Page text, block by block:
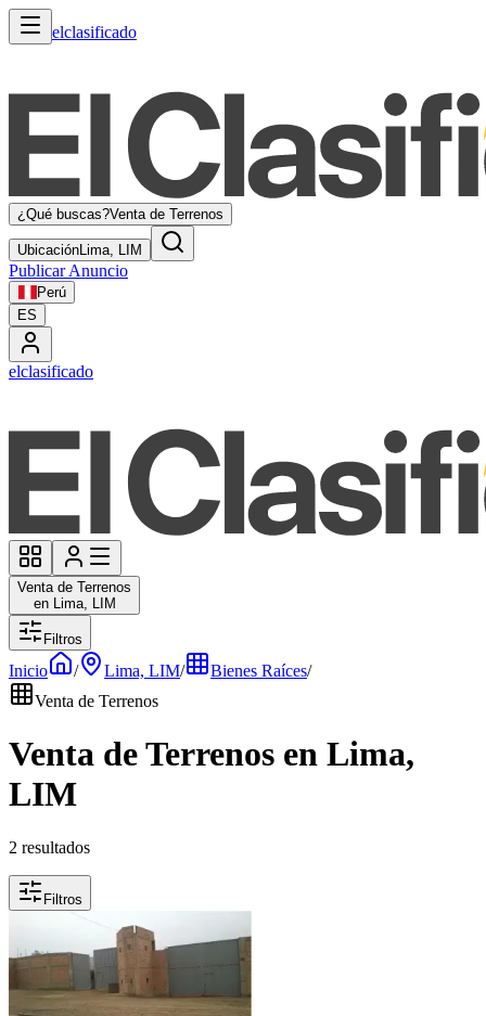
elclasificado
¿Qué buscas?Venta de Terrenos
UbicaciónLima, LIM
Publicar Anuncio
Perú
ES
elclasificado
Venta de Terrenos
en Lima, LIM
Filtros
Inicio / Lima, LIM/ Bienes Raíces/
Venta de Terrenos
Venta de Terrenos en Lima,
LIM
2 resultados
Filtros